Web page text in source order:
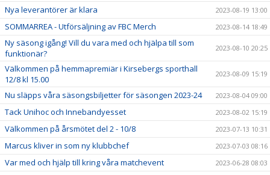
Nya leverantörer är klara 2023-08-19 13:00
SOMMARREA - Utförsäljning av FBC Merch 2023-08-14 18:49
Ny säsong igång! Vill du vara med och hjälpa till som
funktionär?
2023-08-10 20:25
Välkommen på hemmapremiär i Kirsebergs sporthall
12/8 kl 15.00
2023-08-09 15:19
Nu släpps våra säsongsbiljetter för säsongen 2023-24 2023-08-04 09:00
Tack Unihoc och Innebandyesset 2023-08-02 15:19
Välkommen på årsmötet del 2 - 10/8 2023-07-13 10:31
Marcus kliver in som ny klubbchef 2023-07-03 08:16
Var med och hjälp till kring våra matchevent 2023-06-28 08:03